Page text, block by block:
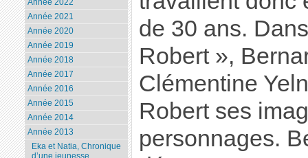
de 30 ans.
Robert »,
Clémentine
Robert ses
personnages.
Année 2022
Année 2021
Année 2020
Année 2019
Année 2018
Année 2017
Année 2016
Année 2015
Année 2014
Année 2013
Eka et Natia, Chronique